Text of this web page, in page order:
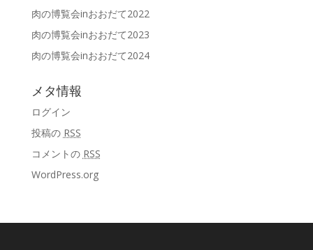
肉の博覧会inおおだて2022
肉の博覧会inおおだて2023
肉の博覧会inおおだて2024
メタ情報
ログイン
投稿の RSS
コメントの RSS
WordPress.org